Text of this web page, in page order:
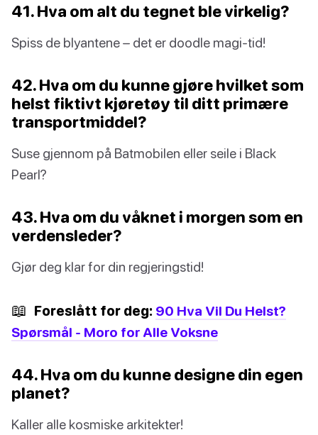
41. Hva om alt du tegnet ble virkelig?
Spiss de blyantene – det er doodle magi-tid!
42. Hva om du kunne gjøre hvilket som
helst fiktivt kjøretøy til ditt primære
transportmiddel?
Suse gjennom på Batmobilen eller seile i Black
Pearl?
43. Hva om du våknet i morgen som en
verdensleder?
Gjør deg klar for din regjeringstid!
📖 Foreslått for deg: 90 Hva Vil Du Helst?
Spørsmål - Moro for Alle Voksne
44. Hva om du kunne designe din egen
planet?
Kaller alle kosmiske arkitekter!